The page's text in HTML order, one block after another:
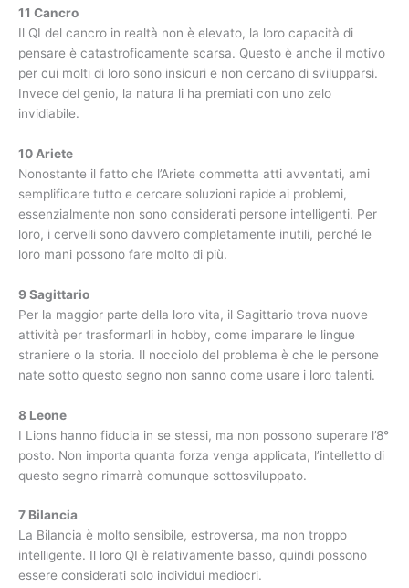
11 Cancro
Il QI del cancro in realtà non è elevato, la loro capacità di
pensare è catastroficamente scarsa. Questo è anche il motivo
per cui molti di loro sono insicuri e non cercano di svilupparsi.
Invece del genio, la natura li ha premiati con uno zelo
invidiabile.
10 Ariete
Nonostante il fatto che l’Ariete commetta atti avventati, ami
semplificare tutto e cercare soluzioni rapide ai problemi,
essenzialmente non sono considerati persone intelligenti. Per
loro, i cervelli sono davvero completamente inutili, perché le
loro mani possono fare molto di più.
9 Sagittario
Per la maggior parte della loro vita, il Sagittario trova nuove
attività per trasformarli in hobby, come imparare le lingue
straniere o la storia. Il nocciolo del problema è che le persone
nate sotto questo segno non sanno come usare i loro talenti.
8 Leone
I Lions hanno fiducia in se stessi, ma non possono superare l’8°
posto. Non importa quanta forza venga applicata, l’intelletto di
questo segno rimarrà comunque sottosviluppato.
7 Bilancia
La Bilancia è molto sensibile, estroversa, ma non troppo
intelligente. Il loro QI è relativamente basso, quindi possono
essere considerati solo individui mediocri.